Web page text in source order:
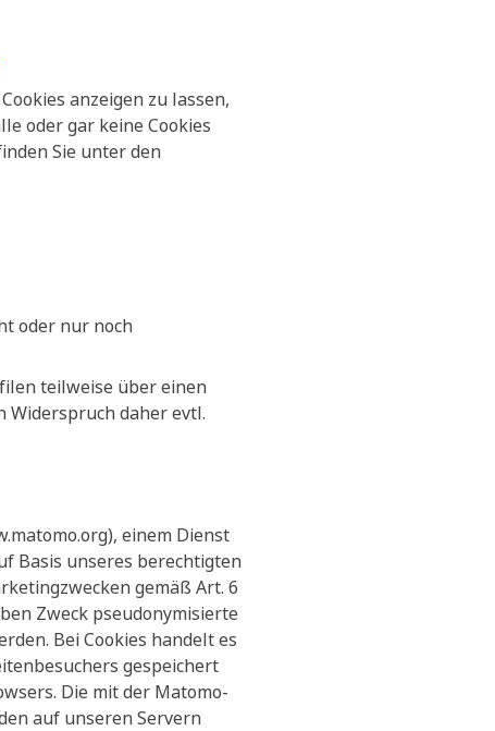
anzeigen zu lassen,
oder gar keine Cookies
Sie unter den
oder nur noch
teilweise über einen
Widerspruch daher evtl.
einem Dienst
Basis unseres berechtigten
gemäß Art. 6
Zweck pseudonymisierte
Bei Cookies handelt es
gespeichert
Die mit der Matomo-
auf unseren Servern